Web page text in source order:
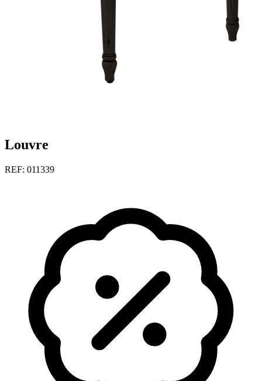
Louvre
REF: 011339